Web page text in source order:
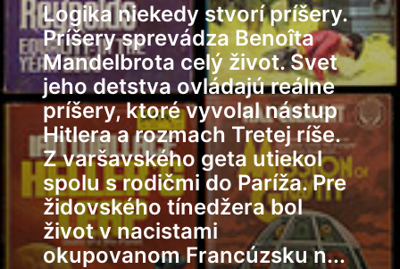
Logika niekedy stvorí príšery.
Príšery sprevádza Benoîta
Mandelbrota celý život. Svet
jeho detstva ovládajú reálne
príšery, ktoré vyvolal nástup
Hitlera a rozmach Tretej ríše.
Z varšavského geta utiekol
spolu s rodičmi do Paríža. Pre
židovského tínedžera bol
život v nacistami
okupovanom Francúzsku n...